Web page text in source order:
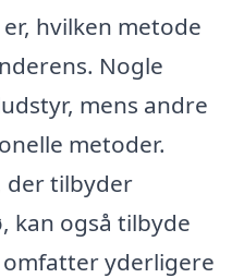
hvilken metode
Nogle
mens andre
metoder.
der tilbyder
kan også tilbyde
yderligere